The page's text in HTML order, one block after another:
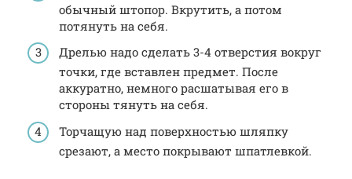
обычный штопор. Вкрутить, а потом
потянуть на себя.
Дрелью надо сделать 3-4 отверстия вокруг
точки, где вставлен предмет. После
аккуратно, немного расшатывая его в
стороны тянуть на себя.
Торчащую над поверхностью шляпку
срезают, а место покрывают шпатлевкой.